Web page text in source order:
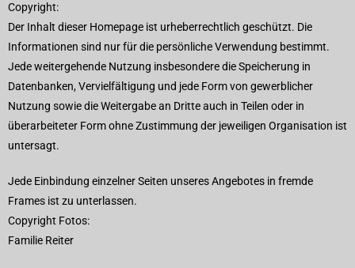
Copyright:
Der Inhalt dieser Homepage ist urheberrechtlich geschützt. Die
Informationen sind nur für die persönliche Verwendung bestimmt.
Jede weitergehende Nutzung insbesondere die Speicherung in
Datenbanken, Vervielfältigung und jede Form von gewerblicher
Nutzung sowie die Weitergabe an Dritte auch in Teilen oder in
überarbeiteter Form ohne Zustimmung der jeweiligen Organisation ist
untersagt.
Jede Einbindung einzelner Seiten unseres Angebotes in fremde
Frames ist zu unterlassen.
Copyright Fotos:
Familie Reiter